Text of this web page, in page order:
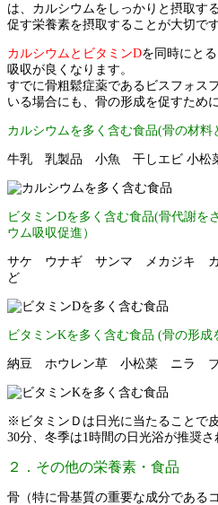
は、カルシウムをしっかりと摂取す
促す栄養素を摂取することが大切です
カルシウムとビタミンDを同時にと
吸収が良くなります。
すでに骨粗鬆症薬であるビスフォス
いる場合にも、骨の形成を促すため
カルシウムを多く含む食品(骨の材料
牛乳 乳製品 小魚 干しエビ 小松
ビタミンDを多く含む食品(骨代謝を
ウム吸収促進）
サケ ウナギ サンマ メカジキ
ど
ビタミンKを多く含む食品 (骨の形成
納豆 ホウレン草 小松菜 ニラ ブ
※ビタミンＤは日光に当たることで
30分、冬季は1時間の日光浴が推奨さ
２．その他の栄養素・食品
骨（特に骨基質の重要な成分である